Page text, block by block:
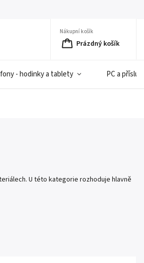
Nákupní košík
Prázdný košík
- hodinky a tablety PC a
U této kategorie rozhoduje hlavně